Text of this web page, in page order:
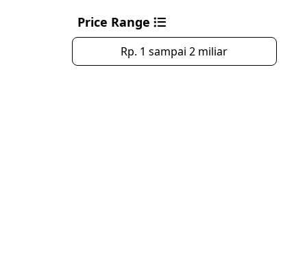
Price Range
Rp. 1 sampai 2 miliar